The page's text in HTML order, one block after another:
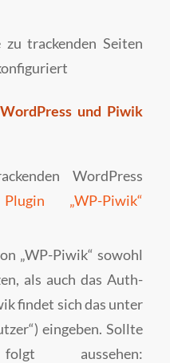
trackenden Seiten
und Piwik
WordPress
Plugin „WP-Piwik“
„WP-Piwik“ sowohl
als auch das Auth-
findet sich das unter
eingeben. Sollte
aussehen: